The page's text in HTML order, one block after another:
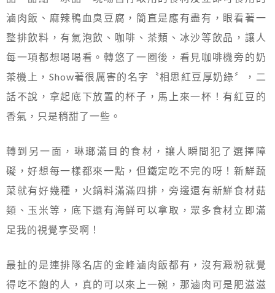
滷肉飯、麻辣鴨血臭豆腐，簡直是應有盡有，眼看著一
整排飲料，有氣泡飲、咖啡、茶類、冰沙等飲品，讓人
每一項都想喝喝看。轉悠了一圈後，看見咖啡機旁的奶
茶機上，Show著很厲害的名字〝相思紅豆厚奶綠〞，二
話不說，拿起底下放置的杯子，馬上來一杯！有紅豆的
香氣，只是稍甜了一些。
轉到另一面，琳瑯滿目的食材，讓人瞬間犯了選擇障
礙，好想每一樣都來一點，但鐵定吃不完的呀！新鮮蔬
菜就有好幾種，火鍋料滿滿四排，旁邊還有新鮮食材菇
類、玉米等，底下還有海鮮可以拿取，眾多食材立即滿
足我的視覺享受啊！
最扯的是連排隊名店的金峰滷肉飯都有，沒有澱粉就覺
得吃不飽的人，真的可以來上一碗，那滷肉可是肥滋滋